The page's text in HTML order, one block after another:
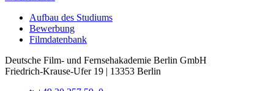
Auf­bau des Stu­di­ums
Bewer­bung
Film­da­ten­bank
Deutsche Film- und Fernseh­akademie Berlin GmbH
Friedrich-Krause-Ufer 19 | 13353 Berlin